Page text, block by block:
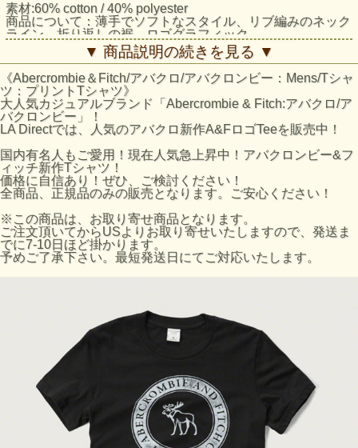
素材:60% cotton / 40% polyester
商品について：薄手でソフトなスタイル、リブ編みのネック
ライン、折り返しの裾、ロゴグラフィック
スタイル：Muscle Fit
サイズについて：アバクロのTシャツは、タイトな作りにな
っており、
日本サイズとほぼ同じサイズ感になっております。
アバクロ/Tシャツ：Logo Graphic Tee採寸結果
☆Sサイズ
着丈：約68cm（襟下より採寸。）
身幅：約49cm（脇下より採寸）
☆Mサイズ
着丈：約71cm（襟下より採寸。）
身幅：約51cm（脇下より採寸）
☆Lサイズ
着丈：約73cm（襟下より採寸。）
身幅：約53cm（脇下より採寸）
☆XLサイズ
着丈：約75cm（襟下より採寸。）
身幅：約57cm（脇下より採寸）
Mサイズ：胸囲（cm） 97～101/腕（cm） 86～87
Lサイズ：胸囲（cm） 102～1066/腕（cm） 89～90
XLサイズ：胸囲（cm） 107～116/腕（cm） 1 91～93
XXLサイズ：胸囲（cm） 112～1166/腕（cm） 94～95
アバクロのサイズの目安
アバクロサイズ
M
Lサイズ
▼ 商品説明の続きを見る ▼
《Abercrombie＆Fitch/アバクロ/アバクロンビー：Mens/Tシャ
ツ：プリントTシャツ》
大人気カジュアルブランド「Abercrombie & Fitch:アバクロ/ア
バクロンビー」！
LA Directでは、人気のアバクロ新作A&FロゴTeeを販売中！
国内有名人もご愛用！現在人気急上昇中！アバクロンビー&フ
ィッチ新作Tシャツ！
価格に自信あり！ぜひ、ご検討ください！
全商品、正規品のみの販売となります。ご安心ください！
※この商品は、お取り寄せ商品となります。
ご注文頂いてからUSよりお取り寄せいたしますので、発送ま
でに7-10日ほど掛かります。
予めご了承下さい。最短発送日にてご対応いたします。